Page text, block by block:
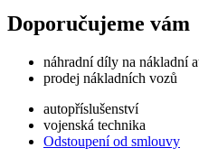
Doporučujeme vám
náhradní díly na nákladní
prodej nákladních vozů
autopříslušenství
vojenská technika
Odstoupení od smlouvy